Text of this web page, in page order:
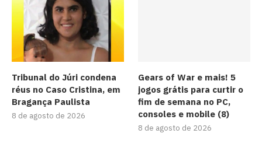
Tribunal do Júri condena
réus no Caso Cristina, em
Bragança Paulista
8 de agosto de 2026
Gears of War e mais! 5
jogos grátis para curtir o
fim de semana no PC,
consoles e mobile (8)
8 de agosto de 2026